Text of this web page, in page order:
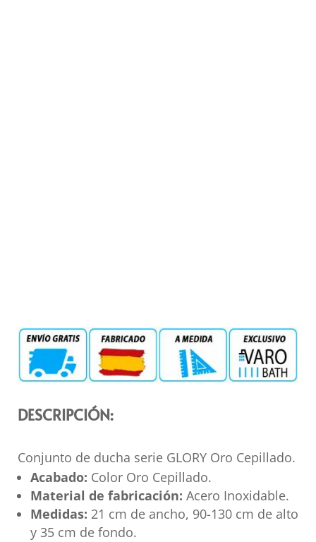
DESCRIPCIÓN:
Conjunto de ducha serie GLORY Oro Cepillado.
Acabado: Color Oro Cepillado.
Material de fabricación: Acero Inoxidable.
Medidas: 21 cm de ancho, 90-130 cm de alto
y 35 cm de fondo.